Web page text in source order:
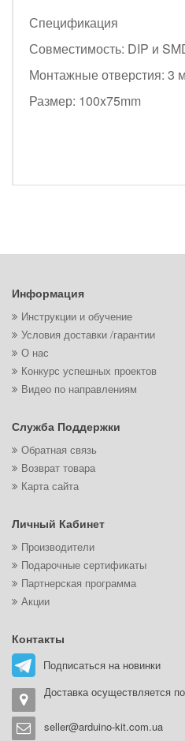
Спецификация
Совместимость: DIP и
Монтажные отверстия: 3
Размер: 100x75mm
Информация
Инструкции и обучение
Условия доставки /гарантии
О нас
Конкурс успешных проектов
Видео по направлениям
Служба Поддержки
Обратная связь
Возврат товара
Карта сайта
Личный Кабинет
Производители
Подарочные сертификаты
Партнерская программа
Акции
Контакты
Подписаться на новинки
Доставка осуществляется
seller@arduino-kit.com.ua